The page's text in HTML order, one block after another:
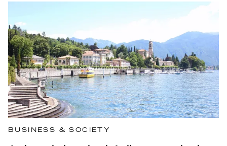
BUSINESS & SOCIETY